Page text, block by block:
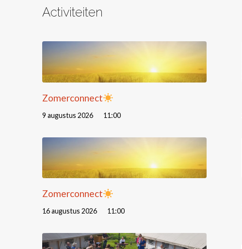
Activiteiten
Zomerconnect
9 augustus 2026 11:00
Zomerconnect
16 augustus 2026 11:00